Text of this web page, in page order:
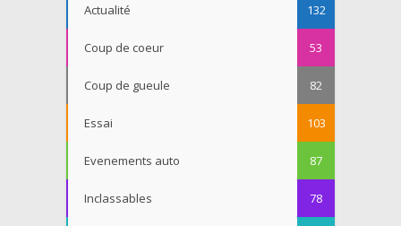
Actualité 132
Coup de coeur 53
Coup de gueule 82
Essai 103
Evenements auto 87
Inclassables 78